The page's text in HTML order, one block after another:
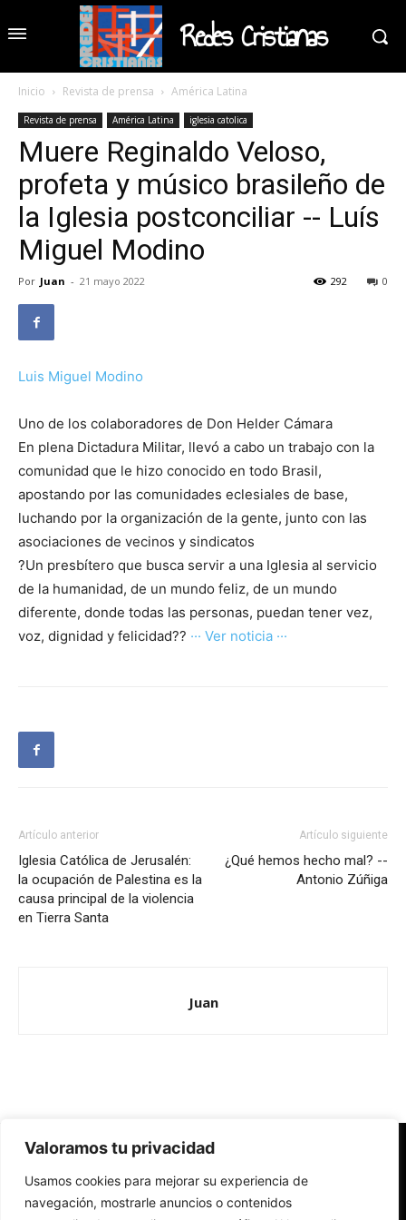
Valoramos tu privacidad
Usamos cookies para mejorar su experiencia de
navegación, mostrarle anuncios o contenidos
Redes Cristianas
Inicio Revista de prensa América Latina
Revista de prensa América Latina iglesia catolica
Muere Reginaldo Veloso,
profeta y músico brasileño de
la Iglesia postconciliar -- Luís
Miguel Modino
Por Juan - 21 mayo 2022 0
292
Luis Miguel Modino
Uno de los colaboradores de Don Helder Cámara
En plena Dictadura Militar, llevó a cabo un trabajo con la
comunidad que le hizo conocido en todo Brasil,
apostando por las comunidades eclesiales de base,
luchando por la organización de la gente, junto con las
asociaciones de vecinos y sindicatos
?Un presbítero que busca servir a una Iglesia al servicio
de la humanidad, de un mundo feliz, de un mundo
diferente, donde todas las personas, puedan tener vez,
voz, dignidad y felicidad?? ··· Ver noticia ···
Artículo anterior
Iglesia Católica de Jerusalén:
la ocupación de Palestina es la
causa principal de la violencia
en Tierra Santa
Artículo siguiente
¿Qué hemos hecho mal? --
Antonio Zúñiga
Juan
Redes Cristianas
Una mirada alternativa sobre la Iglesia católica y la sociedad
- Colectivos de Redes Cristianas